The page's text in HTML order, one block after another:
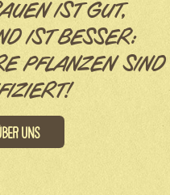
IST GUT,
IST BESSER:
PFLANZEN SIND
uns